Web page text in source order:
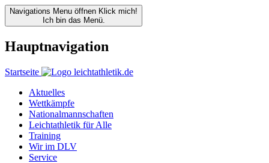
Navigations Menu öffnen Klick mich!
Ich bin das Menü.
Hauptnavigation
Startseite
Aktuelles
Wettkämpfe
Nationalmannschaften
Leichtathletik für Alle
Training
Wir im DLV
Service